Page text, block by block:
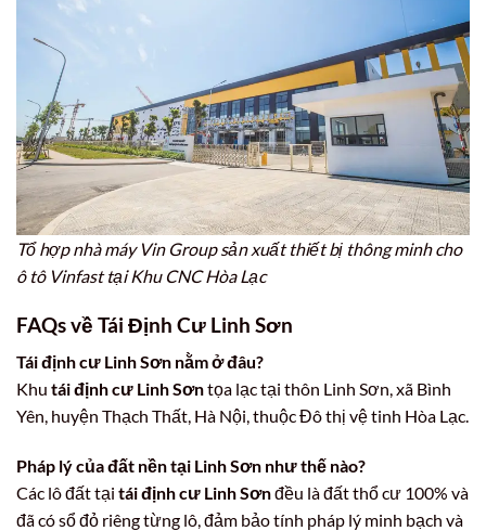
Tổ hợp nhà máy Vin Group sản xuất thiết bị thông minh cho
ô tô Vinfast tại Khu CNC Hòa Lạc
FAQs về Tái Định Cư Linh Sơn
Tái định cư Linh Sơn nằm ở đâu?
Khu tái định cư Linh Sơntọa lạc tại thôn Linh Sơn, xã Bình
Yên, huyện Thạch Thất, Hà Nội, thuộc Đô thị vệ tinh Hòa Lạc.
Pháp lý của đất nền tại Linh Sơn như thế nào?
Các lô đất tại tái định cư Linh Sơnđều là đất thổ cư 100% và
đã có sổ đỏ riêng từng lô, đảm bảo tính pháp lý minh bạch và